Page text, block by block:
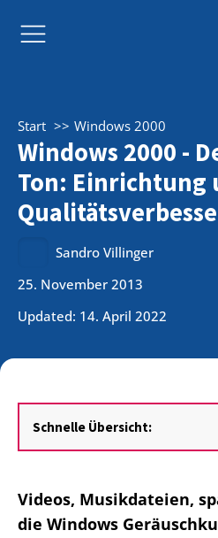
Start Windows 2000
Windows 2000 -
Ton: Einrichtung
Sandro Villinger
25. November 2013
Updated: 14. April 2022
Schnelle Übersicht:
Videos, Musikdateien,
die Windows